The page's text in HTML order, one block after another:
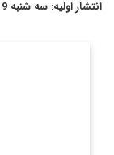
انتشار اولیه: سه شنبه 9 دی 1393 / انتشار مجدد: یکشنبه 14 دی 1393